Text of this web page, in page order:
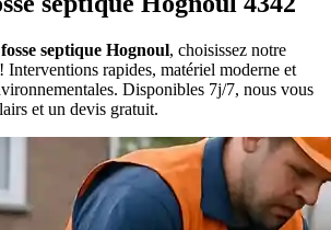
septique Hognoul, choisissez notre
Interventions rapides, matériel moderne et
Disponibles 7j/7, nous vous
et un devis gratuit.